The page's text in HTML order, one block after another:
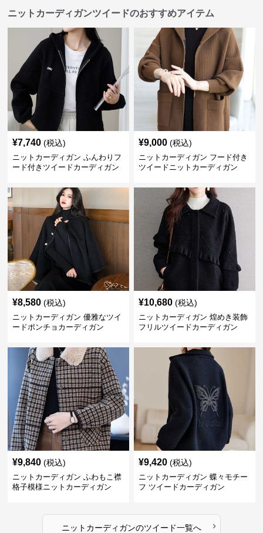
ニットカーディガンツイードのおすすめアイテム
¥7,740 (税込)
ニットカーディガン ふんわりフ
ード付きツイードカーディガン
¥9,000 (税込)
ニットカーディガン フード付き
ツイードニットカーディガン
¥8,580 (税込)
ニットカーディガン 優雅なツイ
ードポンチョカーディガン
¥10,680 (税込)
ニットカーディガン 煌めき装飾
フリルツイードカーディガン
¥9,840 (税込)
ニットカーディガン ふわもこ襟
格子模様ニットカーディガン
¥9,420 (税込)
ニットカーディガン 蝶々モチー
フ ツイードカーディガン
ニットカーディガンのツイード一覧へ ›